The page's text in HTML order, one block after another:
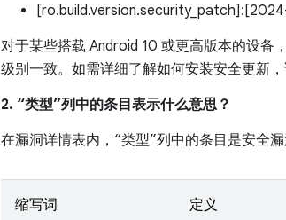
对于某些搭载 Android 10 或更高版本的设
级别一致。如需详细了解如何安装安全更新
2. “类型”列中的条目表示什么意思？
在漏洞详情表内，“类型”列中的条目是安全漏
缩写词 定义